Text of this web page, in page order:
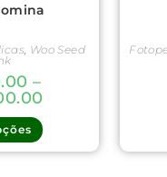
, Woo Seed
–